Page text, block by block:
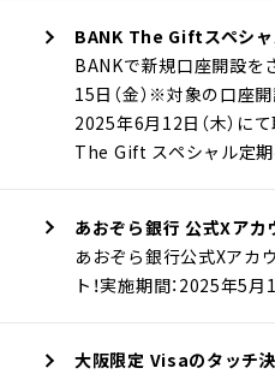
BANK The Giftスペシャ
BANKで新規口座開設を
15日（金）※対象の口座
2025年6月12日（木）に
The Gift スペシャル定期
あおぞら銀行 公式Xア
あおぞら銀行公式Xアカ
ト！実施期間：2025年5
大阪限定 Visaのタッチ